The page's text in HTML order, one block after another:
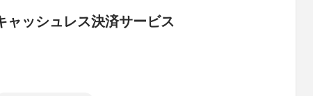
ャッシュレス決済サービス